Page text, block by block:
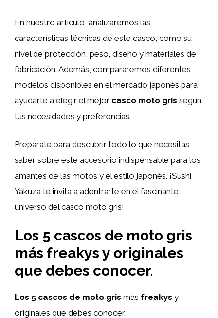
En nuestro artículo, analizaremos las
características técnicas de este casco, como su
nivel de protección, peso, diseño y materiales de
fabricación. Además, compararemos diferentes
modelos disponibles en el mercado japonés para
ayudarte a elegir el mejor casco moto gris según
tus necesidades y preferencias.
Prepárate para descubrir todo lo que necesitas
saber sobre este accesorio indispensable para los
amantes de las motos y el estilo japonés. ¡Sushi
Yakuza te invita a adentrarte en el fascinante
universo del casco moto gris!
Los 5 cascos de moto gris
más freakys y originales
que debes conocer.
Los 5 cascos de moto gris más freakys y
originales que debes conocer.